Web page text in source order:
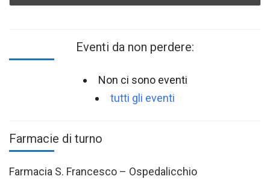
Eventi da non perdere:
Non ci sono eventi
tutti gli eventi
Farmacie di turno
Farmacia S. Francesco – Ospedalicchio